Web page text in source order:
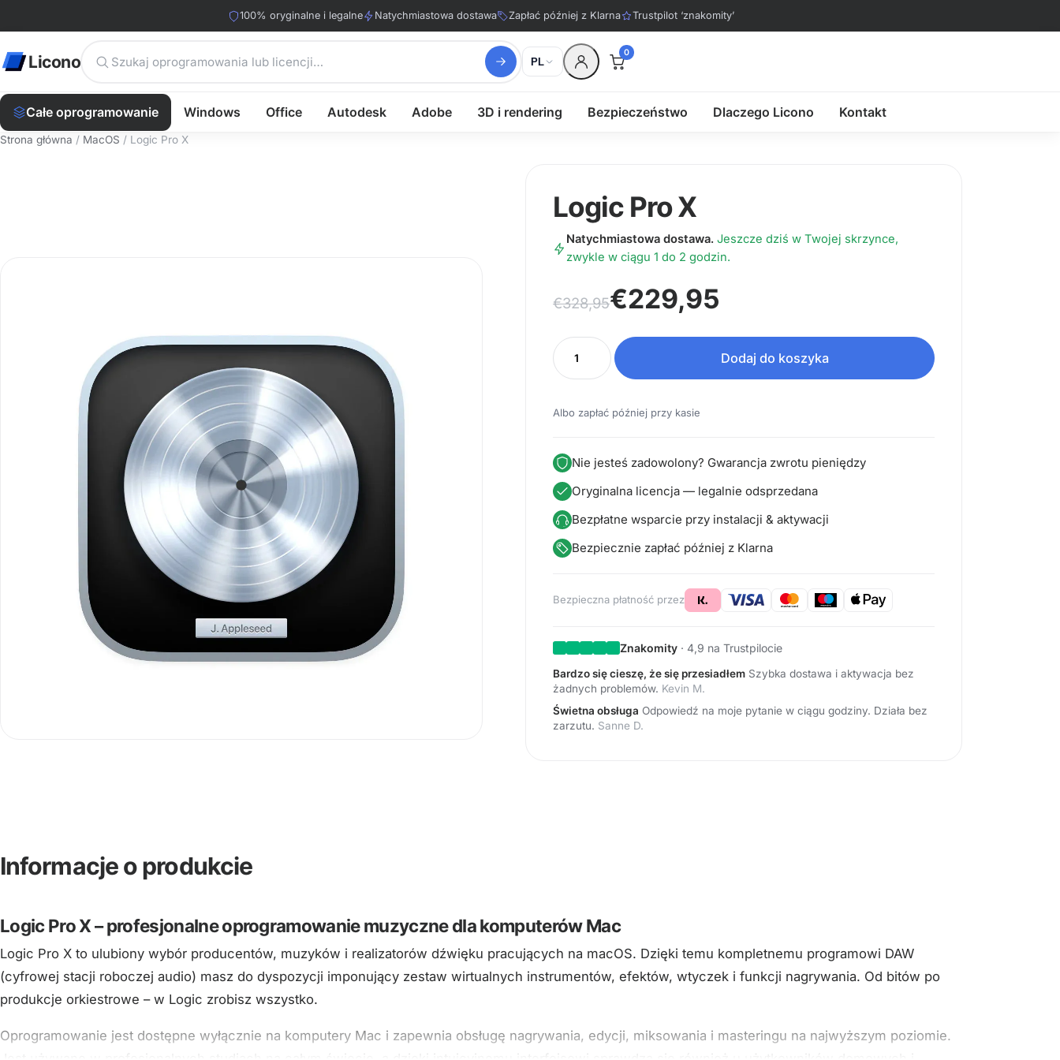
100% oryginalne i legalne Natychmiastowa dostawa Zapłać później z Klarna Trustpilot ‘znakomity’
Licono PL
0
Całe oprogramowanie Windows Office Autodesk Adobe 3D i rendering Bezpieczeństwo Dlaczego Licono Kontakt
Strona główna / MacOS / Logic Pro X
Logic Pro X
Natychmiastowa dostawa. Jeszcze dziś w Twojej skrzynce,
zwykle w ciągu 1 do 2 godzin.
€328,95
Pierwotna cena wynosiła: €328,95.
€229,95
Aktualna cena wynosi: €229,95.
ilość Logic Pro X
Dodaj do koszyka
Albo zapłać później przy kasie
Nie jesteś zadowolony? Gwarancja zwrotu pieniędzy
Oryginalna licencja — legalnie odsprzedana
Bezpłatne wsparcie przy instalacji & aktywacji
Bezpiecznie zapłać później z Klarna
Bezpieczna płatność przez
Znakomity · 4,9 na Trustpilocie
Bardzo się cieszę, że się przesiadłem Szybka dostawa i aktywacja bez
żadnych problemów. Kevin M.
Świetna obsługa Odpowiedź na moje pytanie w ciągu godziny. Działa bez
zarzutu. Sanne D.
Informacje o produkcie
Logic Pro X – profesjonalne oprogramowanie muzyczne dla komputerów Mac
Logic Pro X to ulubiony wybór producentów, muzyków i realizatorów dźwięku pracujących na macOS. Dzięki temu kompletnemu programowi DAW
(cyfrowej stacji roboczej audio) masz do dyspozycji imponujący zestaw wirtualnych instrumentów, efektów, wtyczek i funkcji nagrywania. Od bitów po
produkcje orkiestrowe – w Logic zrobisz wszystko.
Oprogramowanie jest dostępne wyłącznie na komputery Mac i zapewnia obsługę nagrywania, edycji, miksowania i masteringu na najwyższym poziomie.